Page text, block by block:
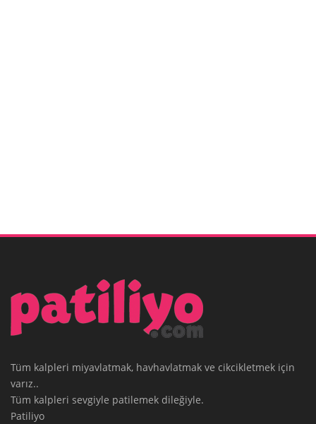
Tüm kalpleri miyavlatmak, havhavlatmak ve cikcikletmek için
varız..
Tüm kalpleri sevgiyle patilemek dileğiyle.
Patiliyo